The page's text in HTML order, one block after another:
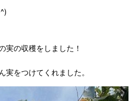
実の収穫をしました！
実をつけてくれました。